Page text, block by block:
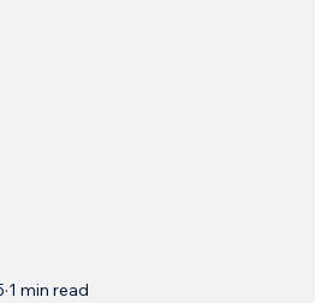
1 min read